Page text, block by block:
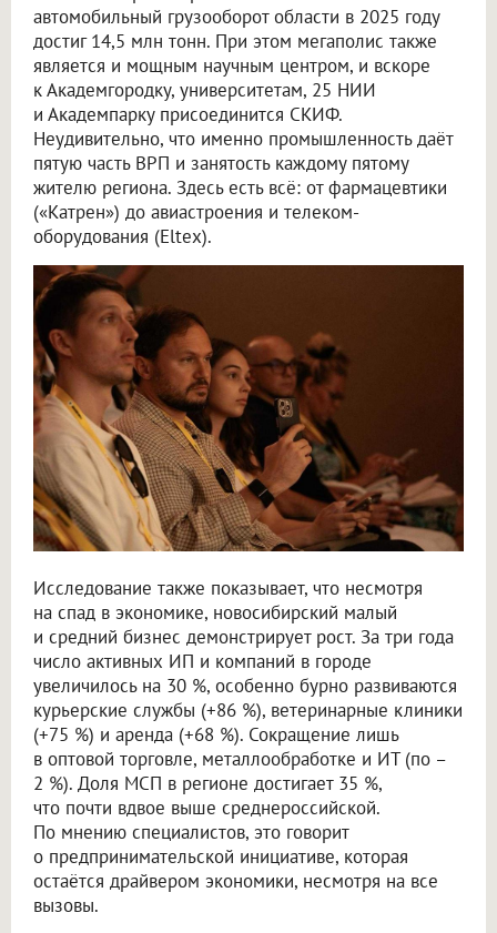
автомобильный грузооборот области в 2025 году
достиг 14,5 млн тонн. При этом мегаполис также
является и мощным научным центром, и вскоре
к Академгородку, университетам, 25 НИИ
и Академпарку присоединится СКИФ.
Неудивительно, что именно промышленность даёт
пятую часть ВРП и занятость каждому пятому
жителю региона. Здесь есть всё: от фармацевтики
(«Катрен») до авиастроения и телеком-
оборудования (Eltex).
Исследование также показывает, что несмотря
на спад в экономике, новосибирский малый
и средний бизнес демонстрирует рост. За три года
число активных ИП и компаний в городе
увеличилось на 30 %, особенно бурно развиваются
курьерские службы (+86 %), ветеринарные клиники
(+75 %) и аренда (+68 %). Сокращение лишь
в оптовой торговле, металлообработке и ИТ (по –
2 %). Доля МСП в регионе достигает 35 %,
что почти вдвое выше среднероссийской.
По мнению специалистов, это говорит
о предпринимательской инициативе, которая
остаётся драйвером экономики, несмотря на все
вызовы.